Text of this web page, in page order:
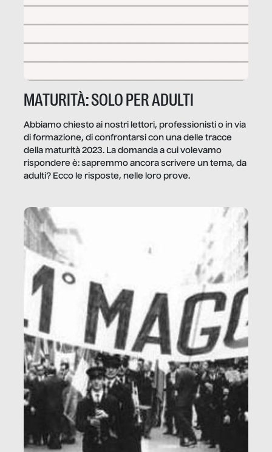
MATURITÀ: SOLO PER ADULTI
Abbiamo chiesto ai nostri lettori, professionisti o in via
di formazione, di confrontarsi con una delle tracce
della maturità 2023. La domanda a cui volevamo
rispondere è: sapremmo ancora scrivere un tema, da
adulti? Ecco le risposte, nelle loro prove.